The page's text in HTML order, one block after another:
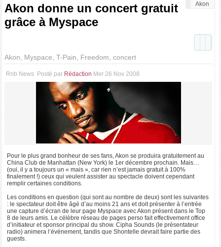
Akon
Akon donne un concert gratuit
grâce à Myspace
Akon, Myspace, T-Pain, Freedom, concert
Rnb News Posté par Rédaction Mer 26 Nov 2008
Pour le plus grand bonheur de ses fans, Akon se produira gratuitement au
China Club de Manhattan (New York) le 1er décembre prochain. Mais…
(oui, il y a toujours un « mais », car rien n’est jamais gratuit à 100%
finalement !) ceux qui veulent assister au spectacle doivent cependant
remplir certaines conditions.
Les conditions en question (qui sont au nombre de deux) sont les suivantes
: le spectateur doit être âgé d’au moins 21 ans et doit présenter à l’entrée
une capture d’écran de leur page Myspace avec Akon présent dans le Top
8 de leurs amis. Le célèbre réseau de pages perso fait effectivement office
d’initiateur et sponsor principal du show. Cipha Sounds (le présentateur
radio) animera l’événement, tandis que Shontelle devrait faire partie des
guests.